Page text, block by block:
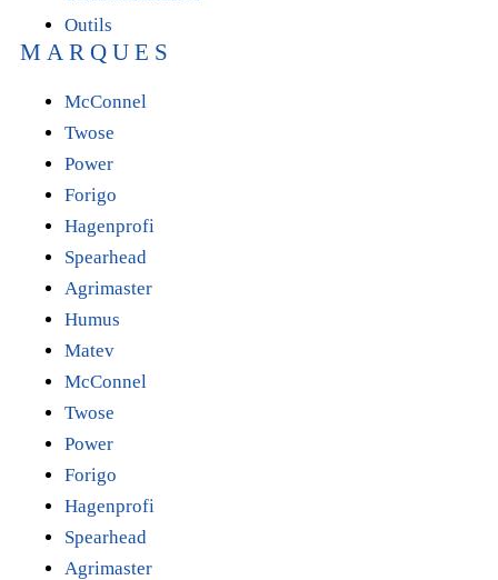
Outils
MARQUES
McConnel
Twose
Power
Forigo
Hagenprofi
Spearhead
Agrimaster
Humus
Matev
McConnel
Twose
Power
Forigo
Hagenprofi
Spearhead
Agrimaster